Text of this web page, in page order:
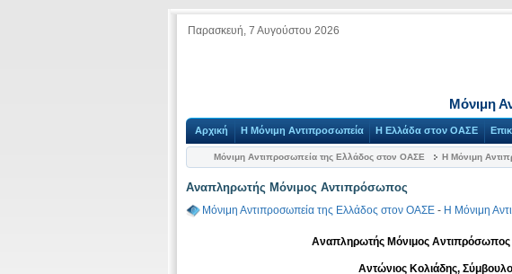
Παρασκευή, 7 Αυγούστου 2026
Μόνιμη
Αρχική Η Μόνιμη Αντιπροσωπεία Η Ελλάδα στον ΟΑΣΕ
Μόνιμη Αντιπροσωπεία της Ελλάδος στον ΟΑΣΕ Η Μόνιμη
Αναπληρωτής Μόνιμος Αντιπρόσωπος
Μόνιμη Αντιπροσωπεία της Ελλάδος στον ΟΑΣΕ - Η Μόνιμη
Αναπληρωτής Μόνιμος
Αντώνιος Κολιάδης,